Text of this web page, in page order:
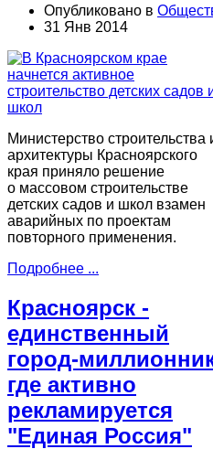
Опубликовано в
31 Янв 2014
Министерство строительства
архитектуры Красноярского
края приняло решение
о массовом строительстве
детских садов и школ взамен
аварийных по проектам
повторного применения.
Подробнее ...
Красноярск -
единственный
город-
где активно
рекламируется
"Единая Россия"